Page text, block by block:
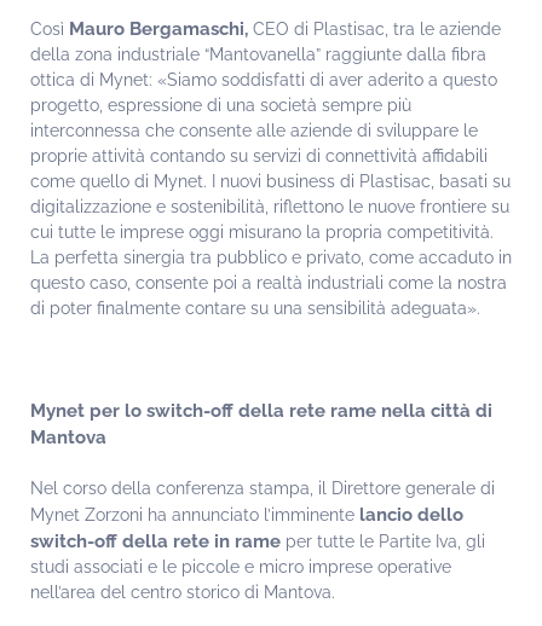
Così Mauro Bergamaschi, CEO di Plastisac, tra le aziende
della zona industriale “Mantovanella” raggiunte dalla fibra
ottica di Mynet: «Siamo soddisfatti di aver aderito a questo
progetto, espressione di una società sempre più
interconnessa che consente alle aziende di sviluppare le
proprie attività contando su servizi di connettività affidabili
come quello di Mynet. I nuovi business di Plastisac, basati su
digitalizzazione e sostenibilità, riflettono le nuove frontiere su
cui tutte le imprese oggi misurano la propria competitività.
La perfetta sinergia tra pubblico e privato, come accaduto in
questo caso, consente poi a realtà industriali come la nostra
di poter finalmente contare su una sensibilità adeguata».
Mynet per lo switch-off della rete rame nella città di
Mantova
Nel corso della conferenza stampa, il Direttore generale di
Mynet Zorzoni ha annunciato l’imminente lancio dello
switch-off della rete in rame per tutte le Partite Iva, gli
studi associati e le piccole e micro imprese operative
nell’area del centro storico di Mantova.